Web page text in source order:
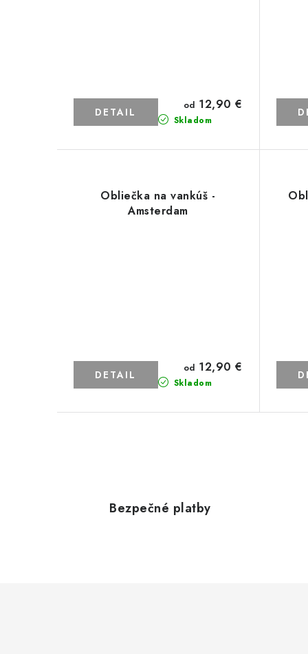
Skladom
od 12,90 €
DETAIL
Obliečka na vankúš -
Amsterdam
Skladom
od 12,90 €
DETAIL
Bezpečné platby